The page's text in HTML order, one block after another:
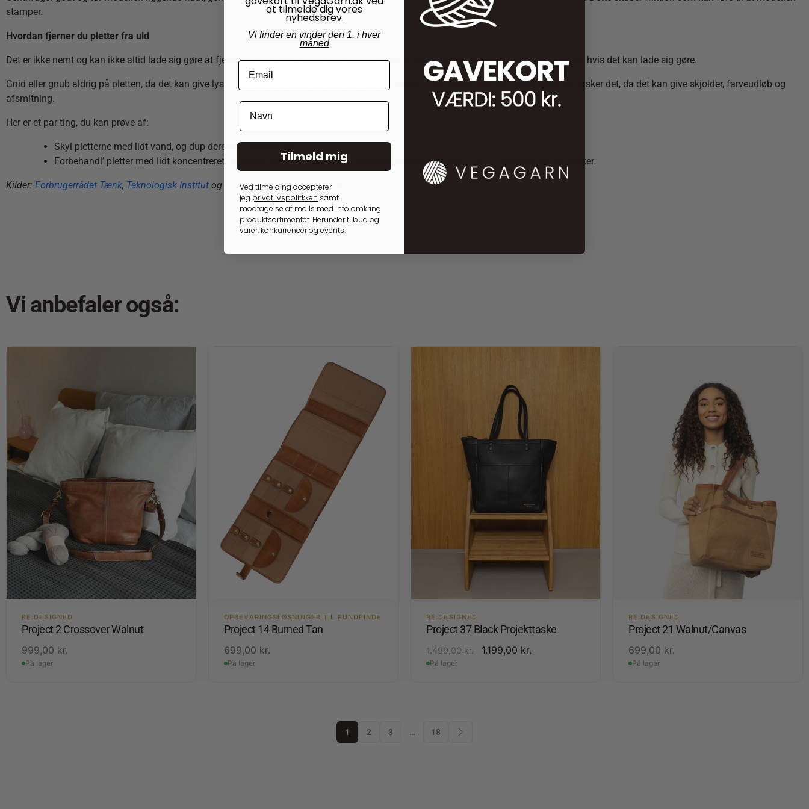
stamper.
Hvordan fjerner du pletter fra uld
Det er ikke nemt og kan ikke altid lade sig gøre at fjerne pletter fra uld. Først og fremmest kan du prøve at fjerne pletterne før de tørrer ind, hvis det kan lade sig gøre.
Gnid eller gnub aldrig på pletten, da det kan give lyse, ’støvede’ områder, der ikke kan fjernes senere. Læg heller ikke uld i blød, inden du vasker det, da det kan give skjolder, farveudløb og
afsmitning.
Her er et par ting, du kan prøve af:
Skyl pletterne med lidt vand, og dup derefter forsigtigt tørt.
Forbehandl’ pletter med lidt koncentreret, flydende finvaskemiddel eller håndopvaskemiddel. Vent i ca. 10 minutter, før du vasker.
Kilder: Forbrugerrådet Tænk, Teknologisk Institut og Forbruksforskningsinstituttet SIFO
Vi anbefaler også:
RE:DESIGNED
Project 2 Crossover Walnut
999,00 kr.
På lager
OPBEVARINGSLØSNINGER TIL RUNDPINDE
Project 14 Burned Tan
699,00 kr.
På lager
RE:DESIGNED
Project 37 Black Projekttaske
1.499,00kr. 1.199,00 kr.
På lager
RE:DESIGNED
Project 21 Walnut/Canvas
699,00 kr.
På lager
1 2 3 … 18
at tilmelde dig vores
nyhedsbrev.
Vi finder en vinder den 1. i hver
måned
Tilmeld mig
Ved tilmelding accepterer
jeg privatlivspolitkken samt
modtagelse af mails med info omkring
produktsortimentet. Herunder tilbud og
varer, konkurrencer og events.